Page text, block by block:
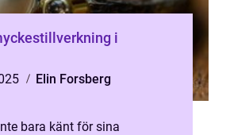
i
Elin Forsberg
bara känt för sina